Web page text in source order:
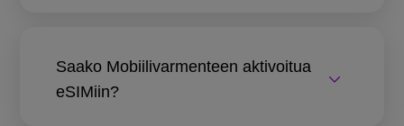
Saako Mobiilivarmenteen aktivoitua
eSIMiin?